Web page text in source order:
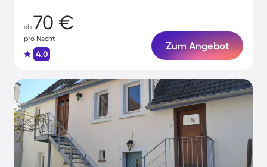
ab 70 €
pro Nacht
4.0
Zum Angebot